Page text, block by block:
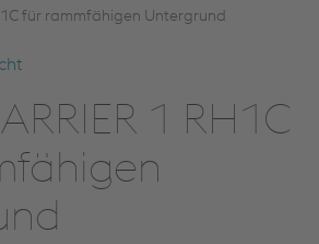
für rammfähigen Untergrund
1 RH1C